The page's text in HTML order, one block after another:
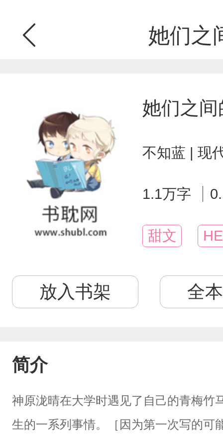
她们之
她们之
不知蓝 | 现
1.1万字
甜文 HE
放入书架 全
简介
神原泷晴在大学时遇见了自己的青梅竹
生的一系列事情。［因为第一次写的可